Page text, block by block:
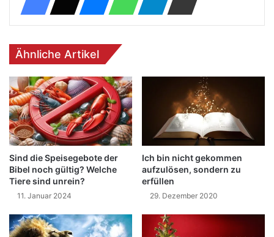
Ähnliche Artikel
Sind die Speisegebote der
Bibel noch gültig? Welche
Tiere sind unrein?
11. Januar 2024
Ich bin nicht gekommen
aufzulösen, sondern zu
erfüllen
29. Dezember 2020